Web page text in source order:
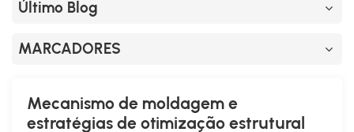
Último Blog
MARCADORES
Mecanismo de moldagem e
estratégias de otimização estrutural